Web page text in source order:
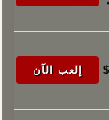
إلعب الآن